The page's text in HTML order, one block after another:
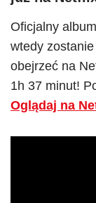
Oficjalny
wtedy
obejrzeć na
1h 37 minut!
Oglądaj na